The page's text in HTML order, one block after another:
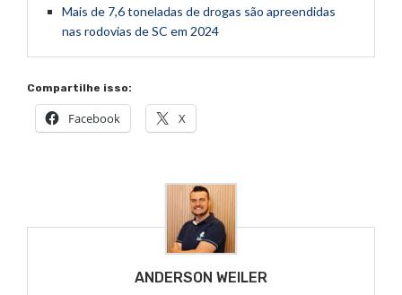
Mais de 7,6 toneladas de drogas são apreendidas
nas rodovias de SC em 2024
Compartilhe isso:
Facebook X
ANDERSON WEILER